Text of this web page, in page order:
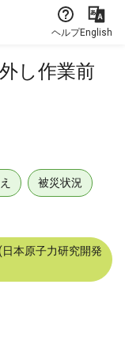
ヘルプEnglish
し作業前
被災状況
本原子力研究開発